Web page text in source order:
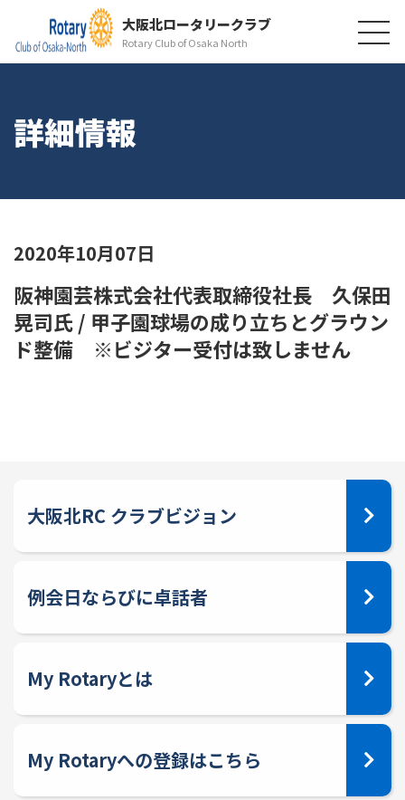
大阪北ロータリークラブ
Rotary Club of Osaka North
詳細情報
2020年10月07日
阪神園芸株式会社代表取締役社長 久保田
晃司氏 / 甲子園球場の成り立ちとグラウン
ド整備 ※ビジター受付は致しません
大阪北RC クラブビジョン
例会日ならびに卓話者
My Rotaryとは
My Rotaryへの登録はこちら